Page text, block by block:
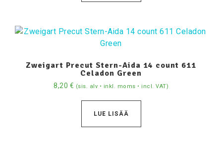
Zweigart Precut Stern-Aida 14 count 611
Celadon Green
8,20 € (sis. alv • inkl. moms • incl. VAT)
LUE LISÄÄ